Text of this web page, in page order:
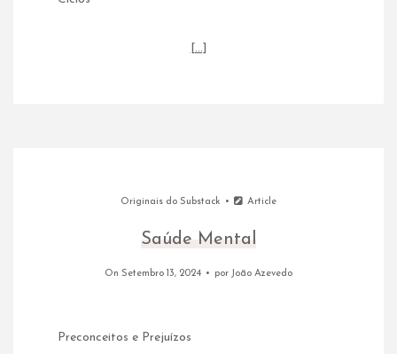
[…]
Originais do Substack Article
Saúde Mental
On Setembro 13, 2024 por João Azevedo
Preconceitos e Prejuízos